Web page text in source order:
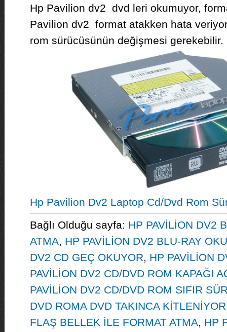
Hp Pavilion dv2 dvd leri okumuyor,
Pavilion dv2 format atakken hata
rom sürücüsünün değişmesi gerekebilir.
Hp Pavilion Dv2 Laptop Cd/Dvd Rom
Bağlı Olduğu sayfa: HP PAVİLİON DV2
ATMA, HP PAVİLİON DV2 BLU-RAY
DV2 CD GEÇ OKUYOR, HP PAVİLİON
PAVİLİON DV2 CD/DVD ROM KAPAĞI
PAVİLİON DV2 CD/DVD ROM SIFIR
DVD ROMA DVD TAKINCA KİTLENİYOR
FLAŞ BELLEK İLE FORMAT ATMA, HP